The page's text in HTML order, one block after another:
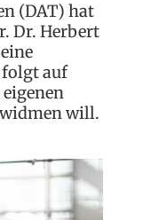
(DAT) hat
Dr. Herbert
auf
will.